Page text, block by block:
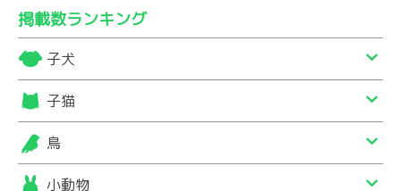
掲載数ランキング
子犬
子猫
鳥
小動物